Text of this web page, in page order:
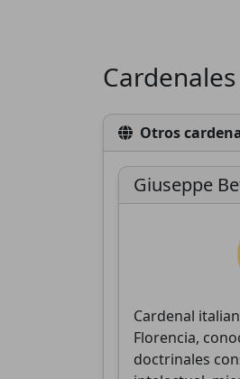
Otros
Giuseppe
Cardenal
Florencia,
doctrinales